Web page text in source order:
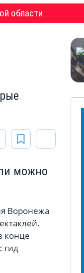
области
можно
Воронежа
конце
гид